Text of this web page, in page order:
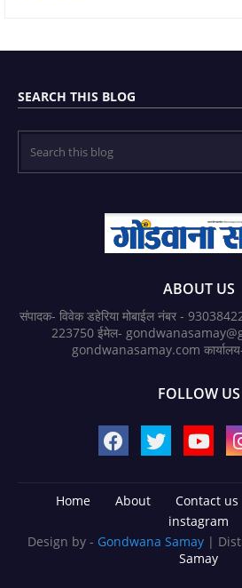
SEARCH THIS BLOG
ABOUT US
संपादक- विवेक डहेरिया मोबाईल नंबर -
223750 ईमेल-
gondwanasamay.com कार्यालय-
FOLLOW US
Home About Contact us
instagram
Design by - Gondwana Samay |
Samay